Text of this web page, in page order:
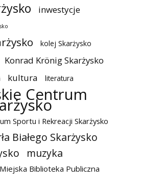
inwestycje
kolej Skarżysko
Konrad Krönig Skarżysko
kultura literatura
Centrum
Sportu i Rekreacji Skarżysko
Białego Skarżysko
muzyka
Biblioteka Publiczna